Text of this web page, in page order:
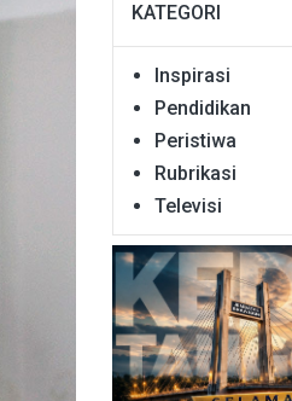
KATEGORI
Inspirasi
Pendidikan
Peristiwa
Rubrikasi
Televisi